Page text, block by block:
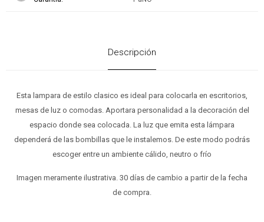
Descripción
Esta lampara de estilo clasico es ideal para colocarla en escritorios,
mesas de luz o comodas. Aportara personalidad a la decoración del
espacio donde sea colocada. La luz que emita esta lámpara
dependerá de las bombillas que le instalemos. De este modo podrás
escoger entre un ambiente cálido, neutro o frío
Imagen meramente ilustrativa. 30 días de cambio a partir de la fecha
de compra.